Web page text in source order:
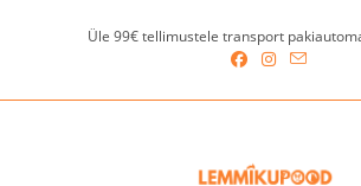
Üle 99€ tellimustele transport